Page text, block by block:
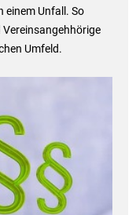
einem Unfall. So
Umfeld.